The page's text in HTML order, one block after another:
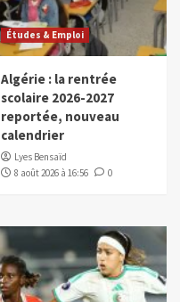
Études & Emploi
Algérie : la rentrée
scolaire 2026-2027
reportée, nouveau
calendrier
Lyes Bensaïd
8 août 2026 à 16:56
0